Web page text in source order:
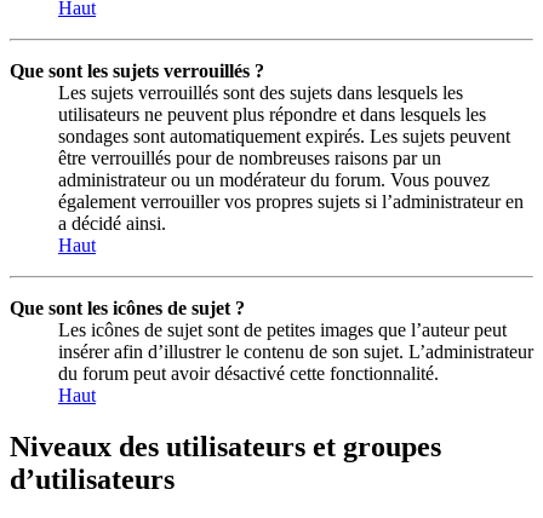
Haut
Que sont les sujets verrouillés ?
Les sujets verrouillés sont des sujets dans lesquels les
utilisateurs ne peuvent plus répondre et dans lesquels les
sondages sont automatiquement expirés. Les sujets peuvent
être verrouillés pour de nombreuses raisons par un
administrateur ou un modérateur du forum. Vous pouvez
également verrouiller vos propres sujets si l’administrateur en
a décidé ainsi.
Haut
Que sont les icônes de sujet ?
Les icônes de sujet sont de petites images que l’auteur peut
insérer afin d’illustrer le contenu de son sujet. L’administrateur
du forum peut avoir désactivé cette fonctionnalité.
Haut
Niveaux des utilisateurs et groupes
d’utilisateurs